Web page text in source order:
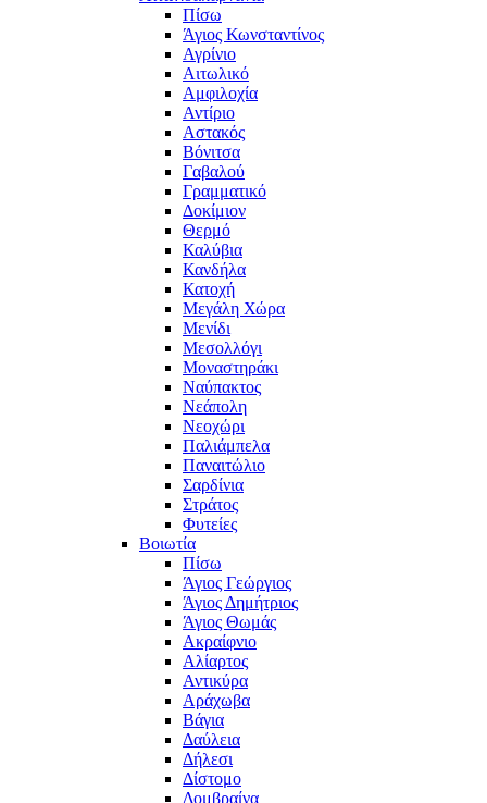
Πίσω
Άγιος Κωνσταντίνος
Αγρίνιο
Αιτωλικό
Αμφιλοχία
Αντίριο
Αστακός
Βόνιτσα
Γαβαλού
Γραμματικό
Δοκίμιον
Θερμό
Καλύβια
Κανδήλα
Κατοχή
Μεγάλη Χώρα
Μενίδι
Μεσολλόγι
Μοναστηράκι
Ναύπακτος
Νεάπολη
Νεοχώρι
Παλιάμπελα
Παναιτώλιο
Σαρδίνια
Στράτος
Φυτείες
Βοιωτία
Πίσω
Άγιος Γεώργιος
Άγιος Δημήτριος
Άγιος Θωμάς
Ακραίφνιο
Αλίαρτος
Αντικύρα
Αράχωβα
Βάγια
Δαύλεια
Δήλεσι
Δίστομο
Δομβραίνα